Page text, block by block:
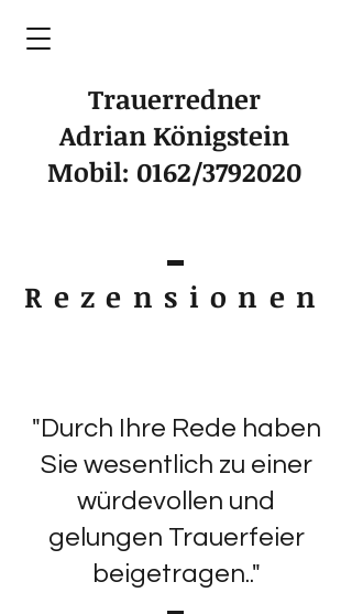
Trauerredner
Adrian Königstein
Mobil: 0162/3792020
Rezensionen
"Durch Ihre Rede haben
Sie wesentlich zu einer
würdevollen und
gelungen Trauerfeier
beigetragen.."